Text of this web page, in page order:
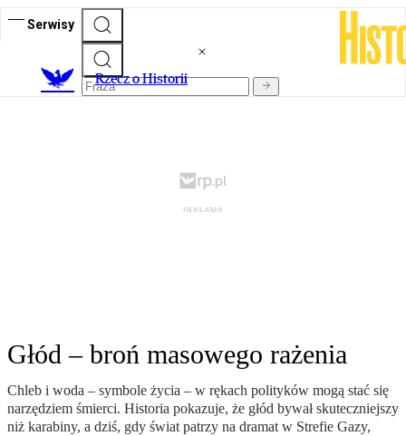
Serwisy
Rzecz o Historii
Głód – broń masowego rażenia
Chleb i woda – symbole życia – w rękach polityków mogą stać się
narzędziem śmierci. Historia pokazuje, że głód bywał skuteczniejszy
niż karabiny, a dziś, gdy świat patrzy na dramat w Strefie Gazy,